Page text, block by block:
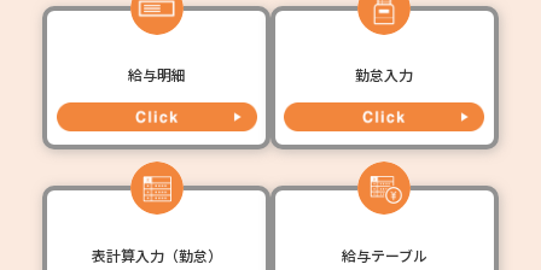
給与明細 勤怠入力
表計算入力（勤怠） 給与テーブル